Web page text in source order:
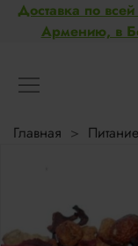
Доставка по
Армению, в
Главная Питание